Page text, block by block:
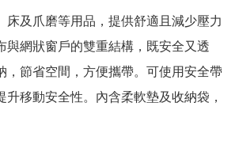
床及爪磨等用品，提供舒適且減少壓力
與網狀窗戶的雙重結構，既安全又透
，節省空間，方便攜帶。可使用安全帶
升移動安全性。內含柔軟墊及收納袋，